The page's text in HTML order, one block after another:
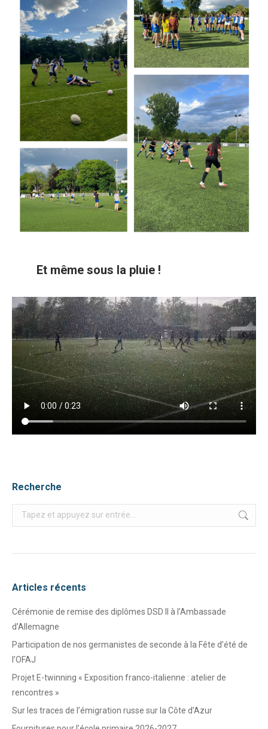
Et même sous la pluie !
Recherche
Recherche
:
Articles récents
Cérémonie de remise des diplômes DSD II à l’Ambassade
d’Allemagne
Participation de nos germanistes de seconde à la Fête d’été de
l’OFAJ
Projet E-twinning « Exposition franco-italienne : atelier de
rencontres »
Sur les traces de l’émigration russe sur la Côte d’Azur